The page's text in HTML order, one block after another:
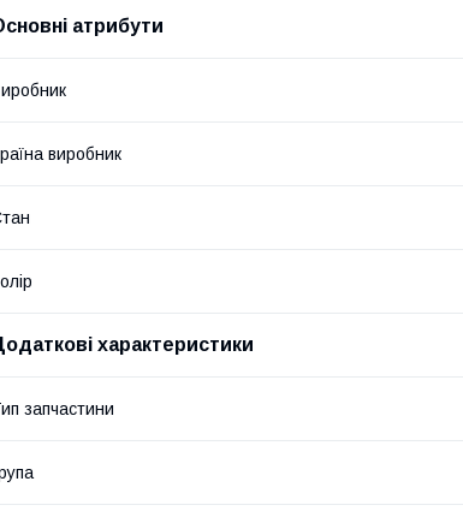
атрибути
виробник
характеристики
запчастини